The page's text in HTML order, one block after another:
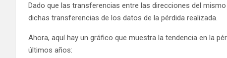
Dado que las transferencias entre las direcciones del
dichas transferencias de los datos de la pérdida realizada.
Ahora, aquí hay un gráfico que muestra la tendencia en la
últimos años: